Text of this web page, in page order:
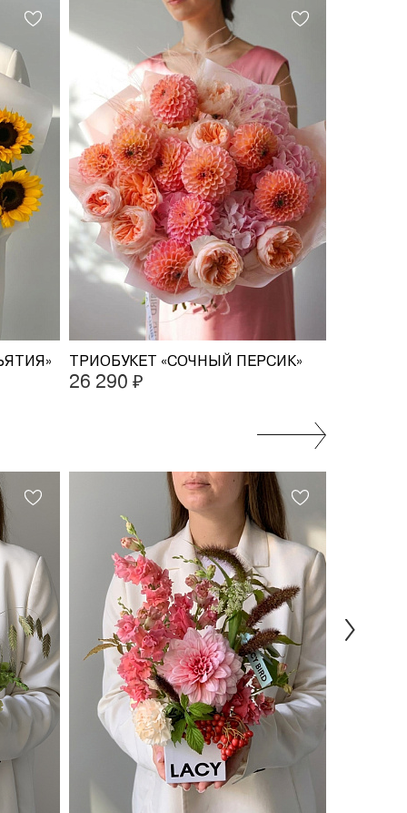
ТРИОБУКЕТ «СОЧНЫЙ ПЕРСИК»
26 290 ₽